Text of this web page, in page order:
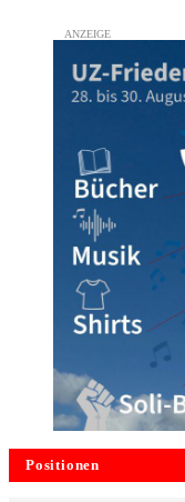
Positionen